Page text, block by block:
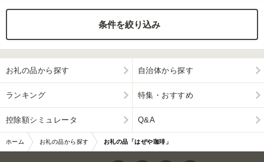
条件を絞り込み
お礼の品から探す 自治体から探す
ランキング 特集・おすすめ
控除額シミュレータ Q&A
ホーム お礼の品から探す お礼の品「はぜや珈琲」